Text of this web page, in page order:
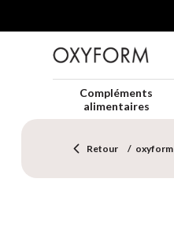
Compléments
alimentaires
Retour oxyform